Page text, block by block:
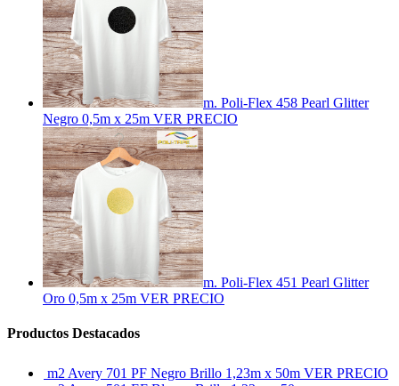
m. Poli-Flex 458 Pearl Glitter
Negro 0,5m x 25m VER PRECIO
m. Poli-Flex 451 Pearl Glitter
Oro 0,5m x 25m VER PRECIO
Productos Destacados
m2 Avery 701 PF Negro Brillo 1,23m x 50m VER PRECIO